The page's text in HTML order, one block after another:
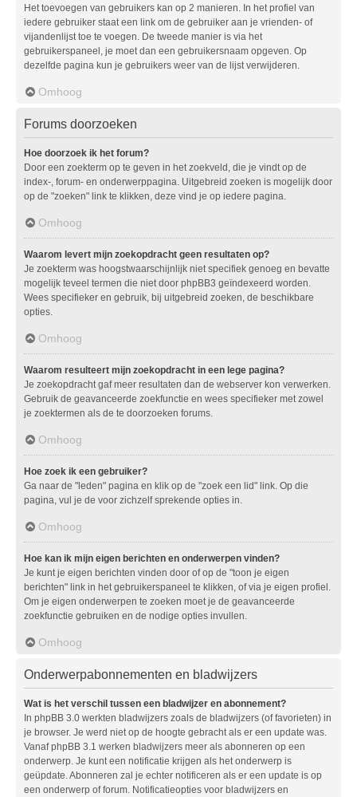
Het toevoegen van gebruikers kan op 2 manieren. In het profiel van
iedere gebruiker staat een link om de gebruiker aan je vrienden- of
vijandenlijst toe te voegen. De tweede manier is via het
gebruikerspaneel, je moet dan een gebruikersnaam opgeven. Op
dezelfde pagina kun je gebruikers weer van de lijst verwijderen.
Omhoog
Forums doorzoeken
Hoe doorzoek ik het forum?
Door een zoekterm op te geven in het zoekveld, die je vindt op de
index-, forum- en onderwerppagina. Uitgebreid zoeken is mogelijk door
op de "zoeken" link te klikken, deze vind je op iedere pagina.
Omhoog
Waarom levert mijn zoekopdracht geen resultaten op?
Je zoekterm was hoogstwaarschijnlijk niet specifiek genoeg en bevatte
mogelijk teveel termen die niet door phpBB3 geïndexeerd worden.
Wees specifieker en gebruik, bij uitgebreid zoeken, de beschikbare
opties.
Omhoog
Waarom resulteert mijn zoekopdracht in een lege pagina?
Je zoekopdracht gaf meer resultaten dan de webserver kon verwerken.
Gebruik de geavanceerde zoekfunctie en wees specifieker met zowel
je zoektermen als de te doorzoeken forums.
Omhoog
Hoe zoek ik een gebruiker?
Ga naar de "leden" pagina en klik op de "zoek een lid" link. Op die
pagina, vul je de voor zichzelf sprekende opties in.
Omhoog
Hoe kan ik mijn eigen berichten en onderwerpen vinden?
Je kunt je eigen berichten vinden door of op de "toon je eigen
berichten" link in het gebruikerspaneel te klikken, of via je eigen profiel.
Om je eigen onderwerpen te zoeken moet je de geavanceerde
zoekfunctie gebruiken en de nodige opties invullen.
Omhoog
Onderwerpabonnementen en bladwijzers
Wat is het verschil tussen een bladwijzer en abonnement?
In phpBB 3.0 werkten bladwijzers zoals de bladwijzers (of favorieten) in
je browser. Je werd niet op de hoogte gebracht als er een update was.
Vanaf phpBB 3.1 werken bladwijzers meer als abonneren op een
onderwerp. Je kunt een notificatie krijgen als het onderwerp is
geüpdate. Abonneren zal je echter notificeren als er een update is op
een onderwerp of forum. Notificatieopties voor bladwijzers en